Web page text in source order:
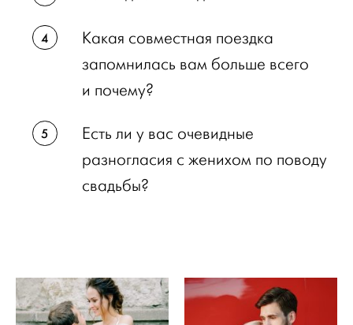
Какая совместная поездка
запомнилась вам больше всего
и почему?
Есть ли у вас очевидные
разногласия с женихом по поводу
свадьбы?